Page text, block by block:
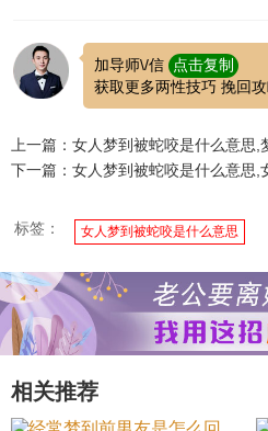
加导师\/信 点击复制
获取更多两性技巧 挽回
上一篇：女人梦到被蛇咬是什么意思,
下一篇：女人梦到被蛇咬是什么意思,
标签： 女人梦到被蛇咬是什么意思
相关推荐